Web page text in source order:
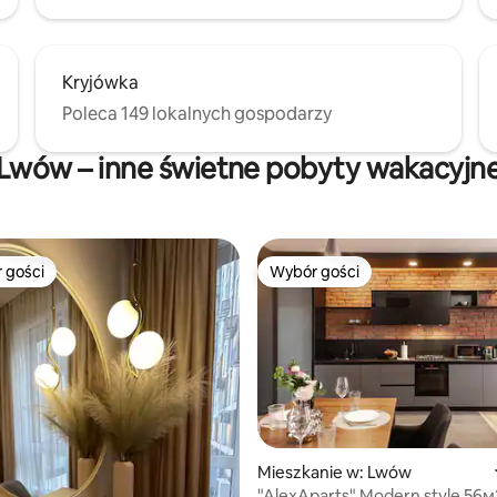
Kryjówka
Poleca 149 lokalnych gospodarzy
– inne świetne pobyty
z kategorii Wybór gości
gości Wybór gości
Wybór gości
Mieszkanie w: Lwów